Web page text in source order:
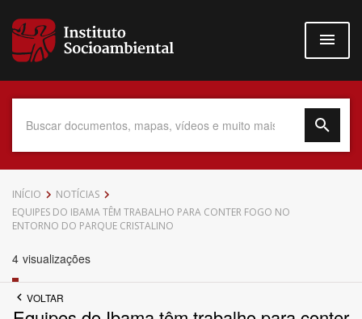
para
conteúdo
Data do Documento
INÍCIO
NOTÍCIAS
EQUIPES DO IBAMA TÊM TRABALHO PARA CONTER FOGO NO
ENTORNO DO PARQUE CRISTALINO
4 visualizações
VOLTAR